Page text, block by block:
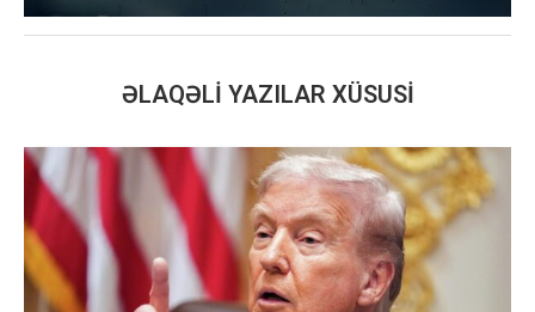
ƏLAQƏLI YAZILAR XÜSUSI